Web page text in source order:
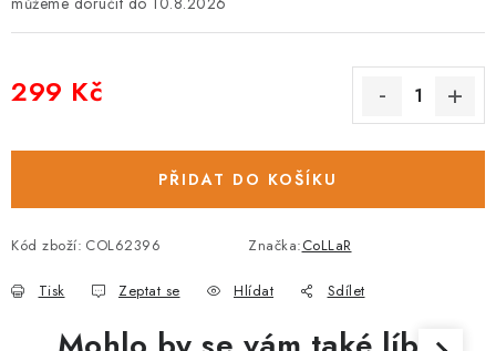
299 Kč
PŘIDAT DO KOŠÍKU
Kód zboží: COL62396 Značka:CoLLaR
Tisk Zeptat se Hlídat Sdílet